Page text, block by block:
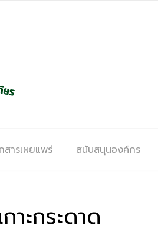
สารเผยแพร่ สนับสนุนองค์กร
าะกระดาด